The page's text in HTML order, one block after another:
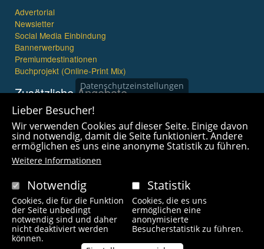
Advertorial
Newsletter
Social Media Einbindung
Bannerwerbung
Premiumdestinationen
Buchprojekt (Online-Print Mix)
Zusätzliche Angebote
Imagefilme und mehr
360° x 360° Fotografie
Copyright © 2021 wanderfreak.de. Alle Rechte vorbehalten.
Fußzeilenmenü
Kontakt Impressum Links Unsere Autoren
Datenschutzeinstellungen
Lieber Besucher!
Wir verwenden Cookies auf dieser Seite. Einige davon
sind notwendig, damit die Seite funktioniert. Andere
ermöglichen es uns eine anonyme Statistik zu führen.
Weitere Informationen
Notwendig
Cookies, die für die Funktion
der Seite unbedingt
notwendig sind und daher
nicht deaktiviert werden
können.
Statistik
Cookies, die es uns
ermöglichen eine
anonymisierte
Besucherstatistik zu führen.